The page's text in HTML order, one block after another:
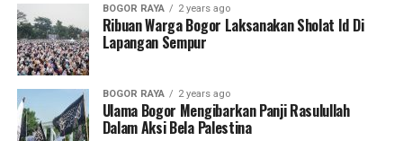
setya tuhu, mangga sareng-sareng atur shalawat
dalasan salam kunjuk dhumateng baginda Rasulullah
Muhammad SAW, sumarambah dhumateng para
keluwarga ahlul baitipun, para sahabatipun, para tabi’in,
ugi para tabi’utabi’in ngantos dumugi akhir zaman
samangké. Lantaran makaten mugi kita sadaya badhé
BOGOR RAYA 2 years ago
Ribuan Warga Bogor Laksanakan Sholat Id Di
Lapangan Sempur
BOGOR RAYA 2 years ago
Ulama Bogor Mengibarkan Panji Rasulullah
Dalam Aksi Bela Palestina